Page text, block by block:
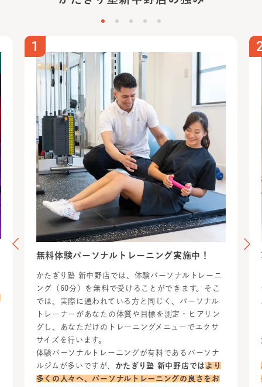
1
無料体験パーソナルトレーニング実施中！
かたぎり塾 新中野店では、体験パーソナルトレーニ
ング（60分）を無料で受けることができます。そこ
では、実際に通われている方と同じく、パーソナル
トレーナーがあなたの体質や目標を測定・ヒアリン
グし、あなただけのトレーニングメニューでエクサ
サイズを行います。
体験パーソナルトレーニングが有料であるパーソナ
ルジムが多いですが、
かたぎり塾 新中野店では より
多くの人々へ、パーソナルトレーニングの良さをお